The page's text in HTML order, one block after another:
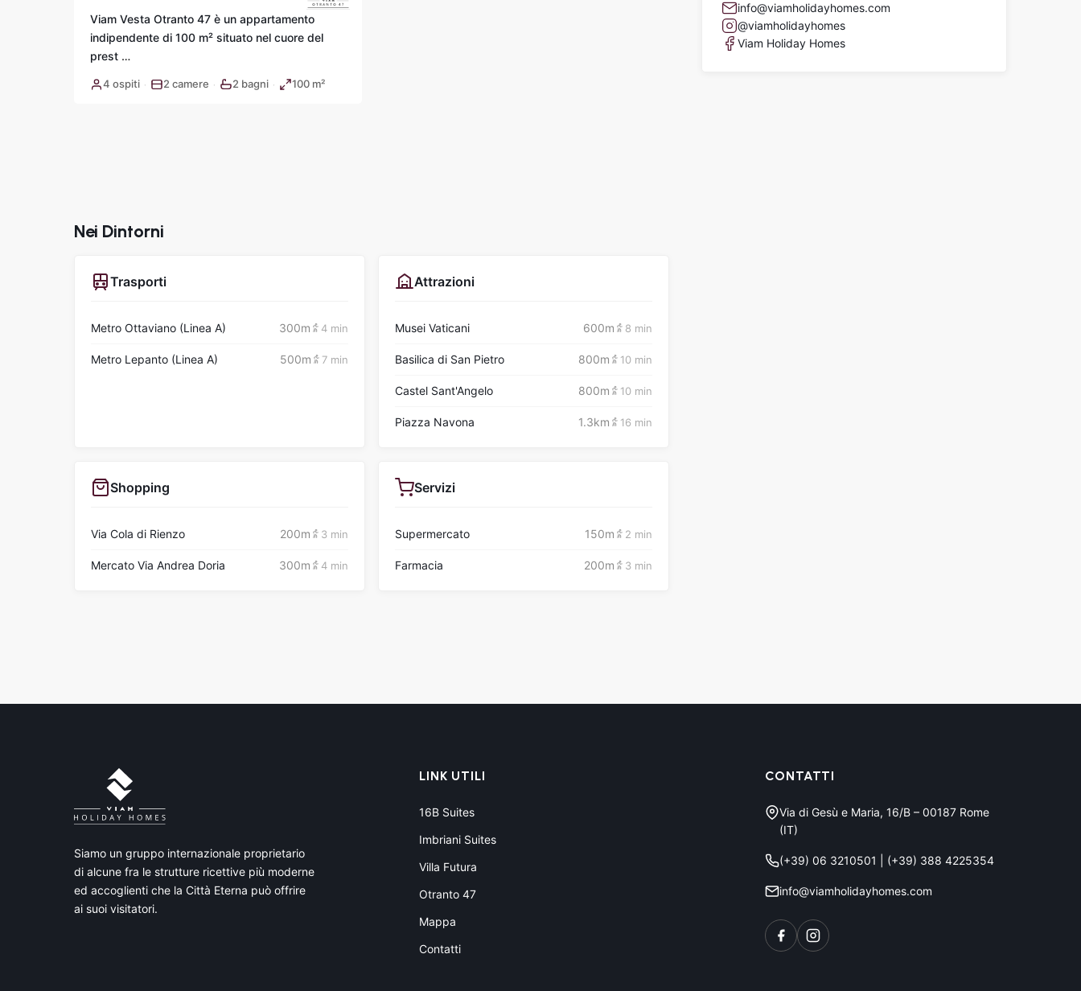
Viam Vesta Otranto 47 è un appartamento
indipendente di 100 m² situato nel cuore del
prest …
4 ospiti · 2 camere · 2 bagni · 100 m²
Nei Dintorni
Trasporti
Metro Ottaviano (Linea A) 300m 4 min
Metro Lepanto (Linea A) 500m 7 min
Attrazioni
Musei Vaticani 600m 8 min
Basilica di San Pietro 800m 10 min
Castel Sant'Angelo 800m 10 min
Piazza Navona 1.3km 16 min
Shopping
Via Cola di Rienzo 200m 3 min
Mercato Via Andrea Doria 300m 4 min
Servizi
Supermercato 150m 2 min
Farmacia 200m 3 min
info@viamholidayhomes.com
@viamholidayhomes
Viam Holiday Homes
Siamo un gruppo internazionale proprietario
di alcune fra le strutture ricettive più moderne
ed accoglienti che la Città Eterna può offrire
ai suoi visitatori.
LINK UTILI
16B Suites
Imbriani Suites
Villa Futura
Otranto 47
Mappa
Contatti
CONTATTI
Via di Gesù e Maria, 16/B – 00187 Rome
(IT)
(+39) 06 3210501 (+39) 388 4225354
info@viamholidayhomes.com